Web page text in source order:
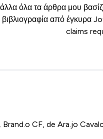
όλα τα άρθρα μου
βιβλιογραφία από έγκυρα
claims
CF, de Ara.jo